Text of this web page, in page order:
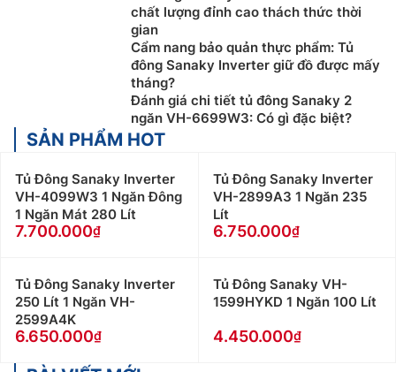
chất lượng đỉnh cao thách thức thời
gian
Cẩm nang bảo quản thực phẩm: Tủ
đông Sanaky Inverter giữ đồ được mấy
tháng?
Đánh giá chi tiết tủ đông Sanaky 2
ngăn VH-6699W3: Có gì đặc biệt?
SẢN PHẨM HOT
Tủ Đông Sanaky Inverter
VH-4099W3 1 Ngăn Đông
1 Ngăn Mát 280 Lít
7.700.000
Tủ Đông Sanaky Inverter
VH-2899A3 1 Ngăn 235
Lít
6.750.000
Tủ Đông Sanaky Inverter
250 Lít 1 Ngăn VH-
2599A4K
6.650.000
Tủ Đông Sanaky VH-
1599HYKD 1 Ngăn 100 Lít
4.450.000